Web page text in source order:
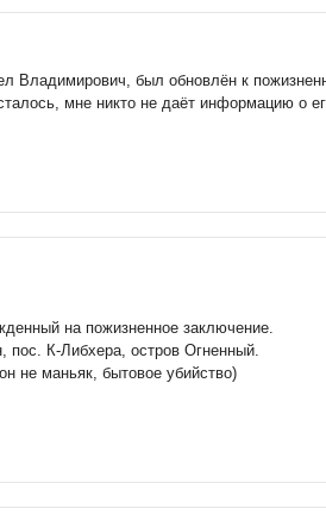
Владимирович, был обновлён к
мне никто не даёт информацию
на пожизненное заключение.
пос. К-Либхера, остров Огненный.
не маньяк, бытовое убийство)